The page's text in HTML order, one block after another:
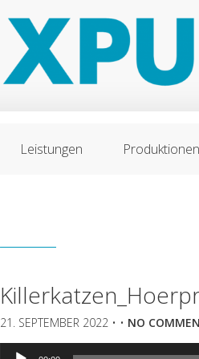
Leistungen Produktionen
21. SEPTEMBER 2022• • NO
Audio-